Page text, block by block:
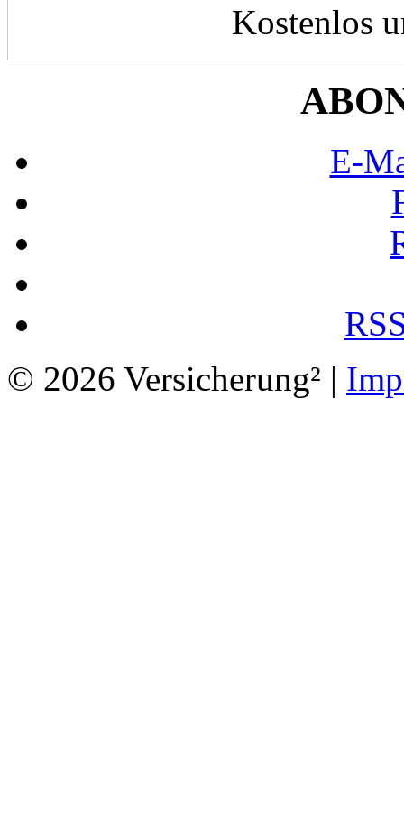
Kostenlos
E-
© 2026 Versicherung² |